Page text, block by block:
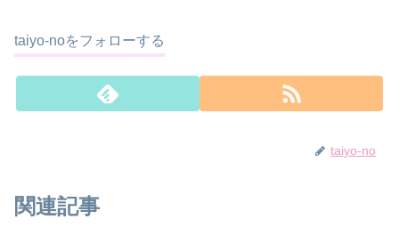
taiyo-noをフォローする
taiyo-no
関連記事